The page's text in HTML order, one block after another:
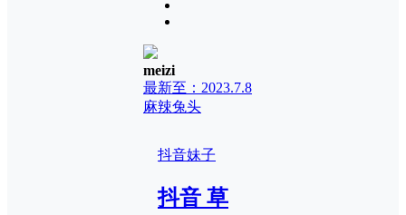
meizi
最新至：2023.7.8
麻辣兔头
抖音妹子
抖音 草